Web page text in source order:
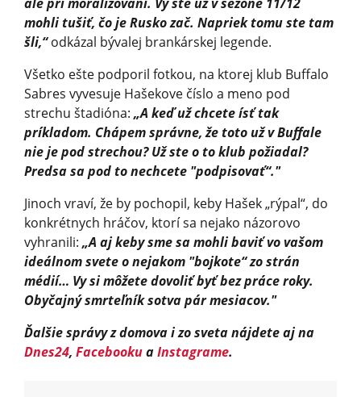
mohli tušiť, čo je Rusko zač. Napriek tomu ste tam
šli,“odkázal bývalej brankárskej legende.
Všetko ešte podporil fotkou, na ktorej klub Buffalo
Sabres vyvesuje Hašekove číslo a meno pod
strechu štadióna: „A keď už chcete ísť tak
príkladom. Chápem správne, že toto už v Buffale
nie je pod strechou? Už ste o to klub požiadal?
Predsa sa pod to nechcete "podpisovať“."
Jinoch vraví, že by pochopil, keby Hašek „rýpal“, do
konkrétnych hráčov, ktorí sa nejako názorovo
vyhranili: „A aj keby sme sa mohli baviť vo vašom
ideálnom svete o nejakom "bojkote“ zo strán
médií… Vy si môžete dovoliť byť bez práce roky.
Obyčajný smrteľník sotva pár mesiacov."
Ďalšie správy z domova i zo sveta nájdete aj na
Dnes24, FacebookuaInstagrame.